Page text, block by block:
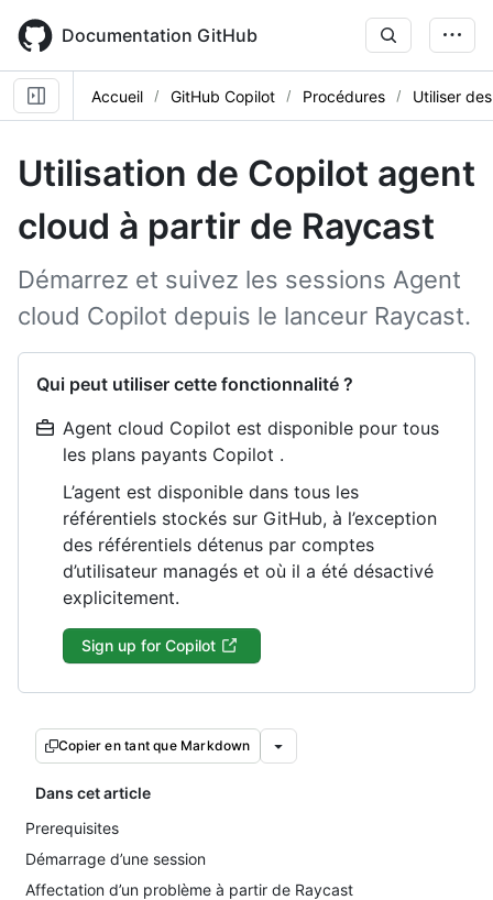
main
content
Documentation GitHub
Accueil GitHub Copilot Procédures Utiliser
Utilisation de Copilot agent
cloud à partir de Raycast
Démarrez et suivez les sessions Agent
cloud Copilot depuis le lanceur Raycast.
Qui peut utiliser cette fonctionnalité ?
Agent cloud Copilot est disponible pour tous
les plans payants Copilot .
L’agent est disponible dans tous les
référentiels stockés sur GitHub, à l’exception
des référentiels détenus par comptes
d’utilisateur managés et où il a été désactivé
explicitement.
Sign up for Copilot
Copier en tant que Markdown
Dans cet article
Prerequisites
Démarrage d’une session
Affectation d’un problème à partir de Raycast